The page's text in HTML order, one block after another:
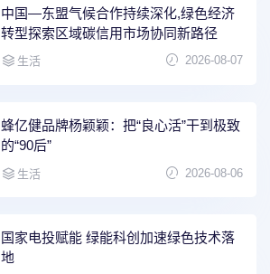
中国—东盟气候合作持续深化,绿色经济
转型探索区域碳信用市场协同新路径
生活 2026-08-07
蜂亿健品牌杨颖颖：把“良心活”干到极致
的“90后”
生活 2026-08-06
国家电投赋能 绿能科创加速绿色技术落
地